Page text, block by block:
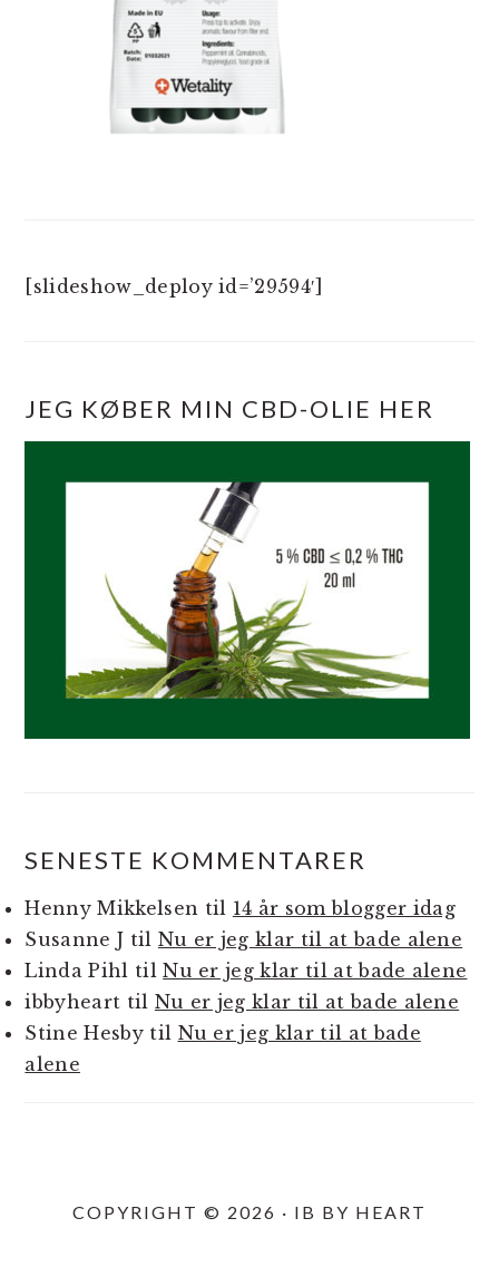
[slideshow_deploy id=’29594′]
JEG KØBER MIN CBD-OLIE HER
SENESTE KOMMENTARER
Henny Mikkelsen til 14 år som blogger idag
Susanne J til Nu er jeg klar til at bade alene
Linda Pihl tilNu er jeg klar til at bade alene
ibbyheart til Nu er jeg klar til at bade alene
Stine Hesbytil Nu er jeg klar til at bade
alene
COPYRIGHT © 2026 · IB BY HEART